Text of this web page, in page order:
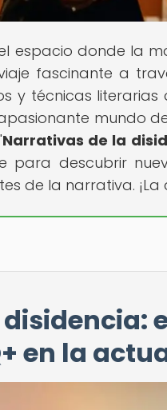
espacio donde la
fascinante a
y técnicas
mundo
Narrativas de la
para descubrir
de la narrativa.
en la